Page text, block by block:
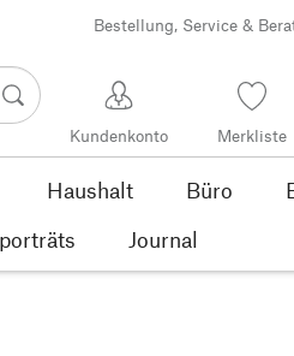
Bestellung, Service &
Kundenkonto Merkliste
Haushalt Büro
Journal